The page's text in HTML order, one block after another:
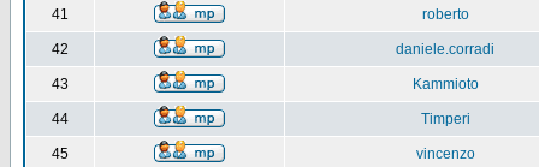
41 roberto
42 daniele.corradi
43 Kammioto
44 Timperi
45 vincenzo